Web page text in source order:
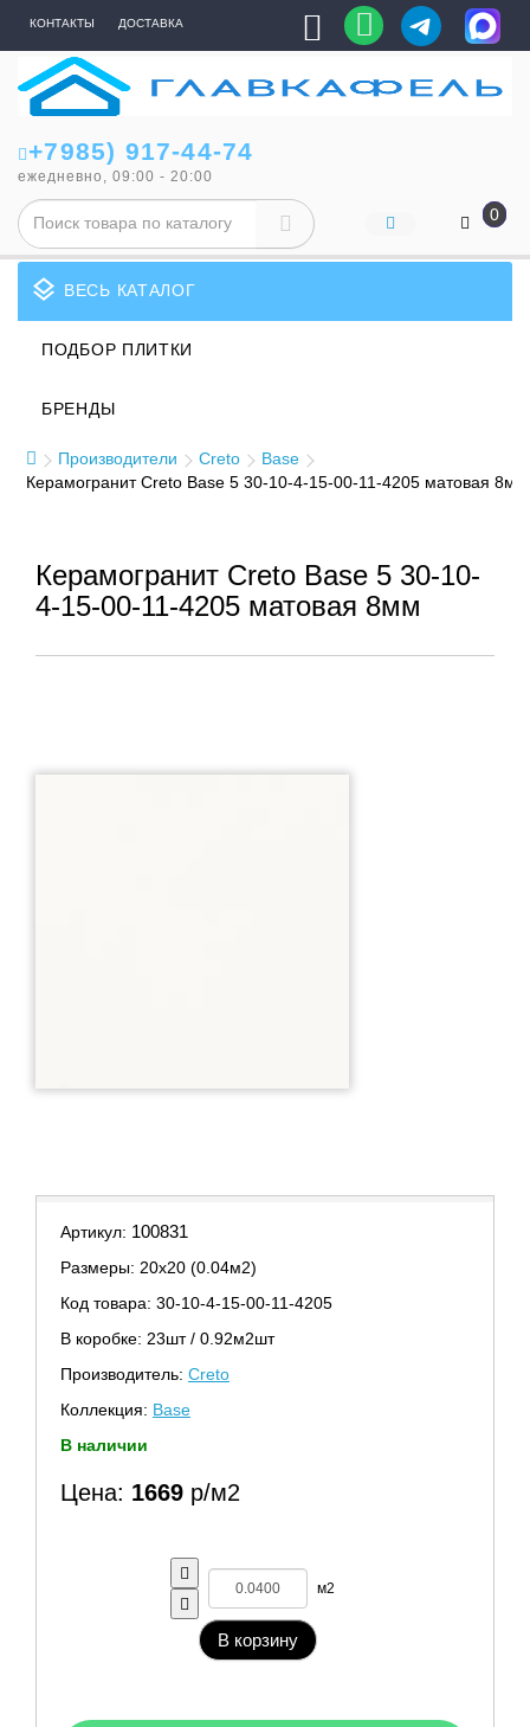
КОНТАКТЫ ДОСТАВКА
+7985) 917-44-74
ежедневно, 09:00 - 20:00
0
layers ВЕСЬ КАТАЛОГ
ПОДБОР ПЛИТКИ
БРЕНДЫ
Производители Creto
Base
Керамогранит Creto Base 5 30-10-4-15-00-11-4205 матовая 8мм
Керамогранит Creto Base 5 30-10-
4-15-00-11-4205 матовая 8мм
Артикул: 100831
Размеры: 20х20 (0.04м2)
Код товара: 30-10-4-15-00-11-4205
В коробке: 23шт / 0.92м2шт
Производитель: Creto
Коллекция: Base
В наличии
Цена: 1669 р/м2
м2
В корзину